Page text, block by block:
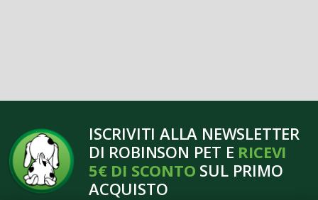
ISCRIVITI ALLA NEWSLETTER
DI ROBINSON PET E RICEVI
5€ DI SCONTO SUL PRIMO
ACQUISTO